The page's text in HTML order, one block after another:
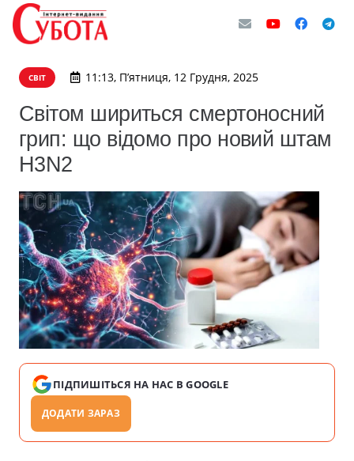
СВІТ 11:13, П’ятниця, 12 Грудня, 2025
Світом шириться смертоносний
грип: що відомо про новий штам
H3N2
ПІДПИШІТЬСЯ НА НАС В GOOGLE
ДОДАТИ ЗАРАЗ